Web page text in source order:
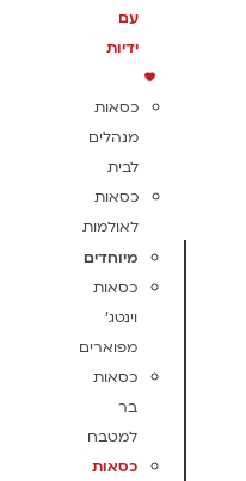
עם
ידיות
כסאות
מנהלים
לבית
כסאות
לאולמות
מיוחדים
כסאות
וינטג'
מפוארים
כסאות
בר
למטבח
כסאות